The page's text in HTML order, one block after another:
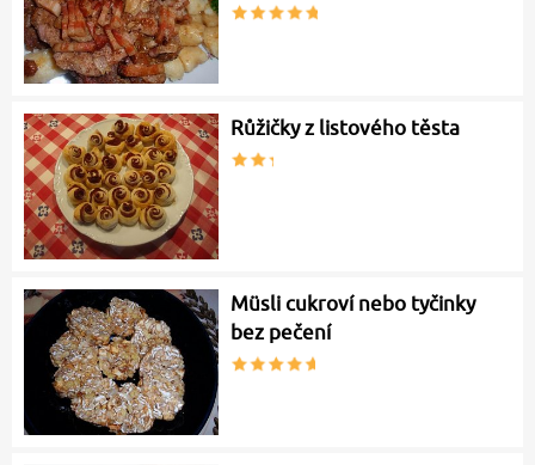
Růžičky z listového těsta
Müsli cukroví nebo tyčinky
bez pečení